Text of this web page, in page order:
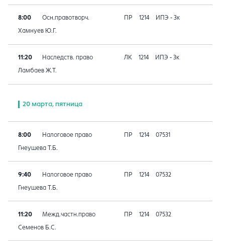
8:00 Осн.правотворч. ПР 1214 ИПЭ - 3к
Хамнуев Ю.Г.
11:20 Наследств. право ЛК 1214 ИПЭ - 3к
Ламбаев Ж.Т.
20 марта, пятница
8:00 Налоговое право ПР 1214 07531
Гнеушева Т.Б.
9:40 Налоговое право ПР 1214 07532
Гнеушева Т.Б.
11:20 Межд.частн.право ПР 1214 07532
Семенов Б.С.